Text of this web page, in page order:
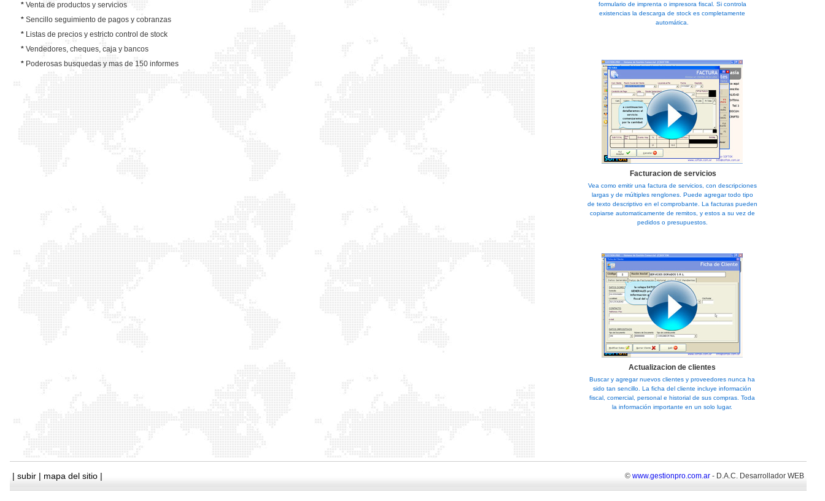
* Venta de productos y servicios
* Sencillo seguimiento de pagos y cobranzas
* Listas de precios y estricto control de stock
* Vendedores, cheques, caja y bancos
* Poderosas busquedas y mas de 150 informes
formulario de imprenta o impresora fiscal. Si controla
existencias la descarga de stock es completamente
automática.
Facturacion de servicios
Vea como emitir una factura de servicios, con descripciones
largas y de múltiples renglones. Puede agregar todo tipo
de texto descriptivo en el comprobante. La facturas pueden
copiarse automaticamente de remitos, y estos a su vez de
pedidos o presupuestos.
Actualizacion de clientes
Buscar y agregar nuevos clientes y proveedores nunca ha
sido tan sencillo. La ficha del cliente incluye información
fiscal, comercial, personal e historial de sus compras. Toda
la información importante en un solo lugar.
| subir | mapa del sitio | © www.gestionpro.com.ar - D.A.C. Desarrollador WEB